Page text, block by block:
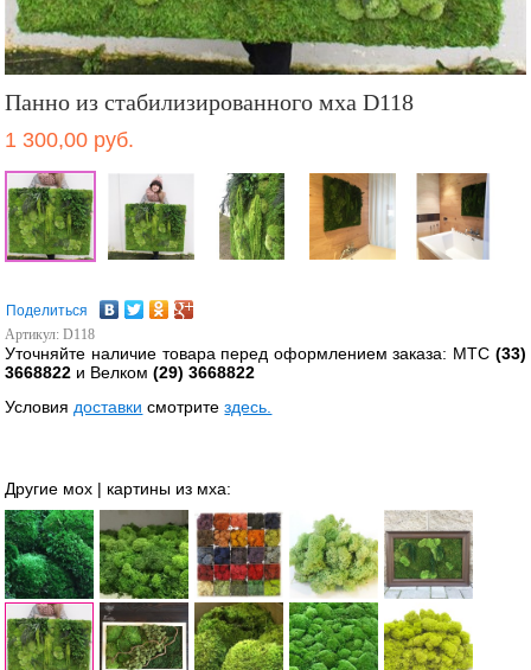
Панно из стабилизированного мха D118
1 300,00 руб.
Поделиться
Артикул: D118
Уточняйте наличие товара перед оформлением заказа: МТС (33)
3668822 и Велком(29) 3668822
Условия доставки смотритездесь.
Другие мох | картины из мха: